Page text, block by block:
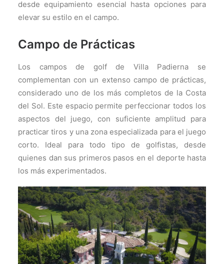
desde equipamiento esencial hasta opciones para
elevar su estilo en el campo.
Campo de Prácticas
Los campos de golf de Villa Padierna se
complementan con un extenso campo de prácticas,
considerado uno de los más completos de la Costa
del Sol. Este espacio permite perfeccionar todos los
aspectos del juego, con suficiente amplitud para
practicar tiros y una zona especializada para el juego
corto. Ideal para todo tipo de golfistas, desde
quienes dan sus primeros pasos en el deporte hasta
los más experimentados.